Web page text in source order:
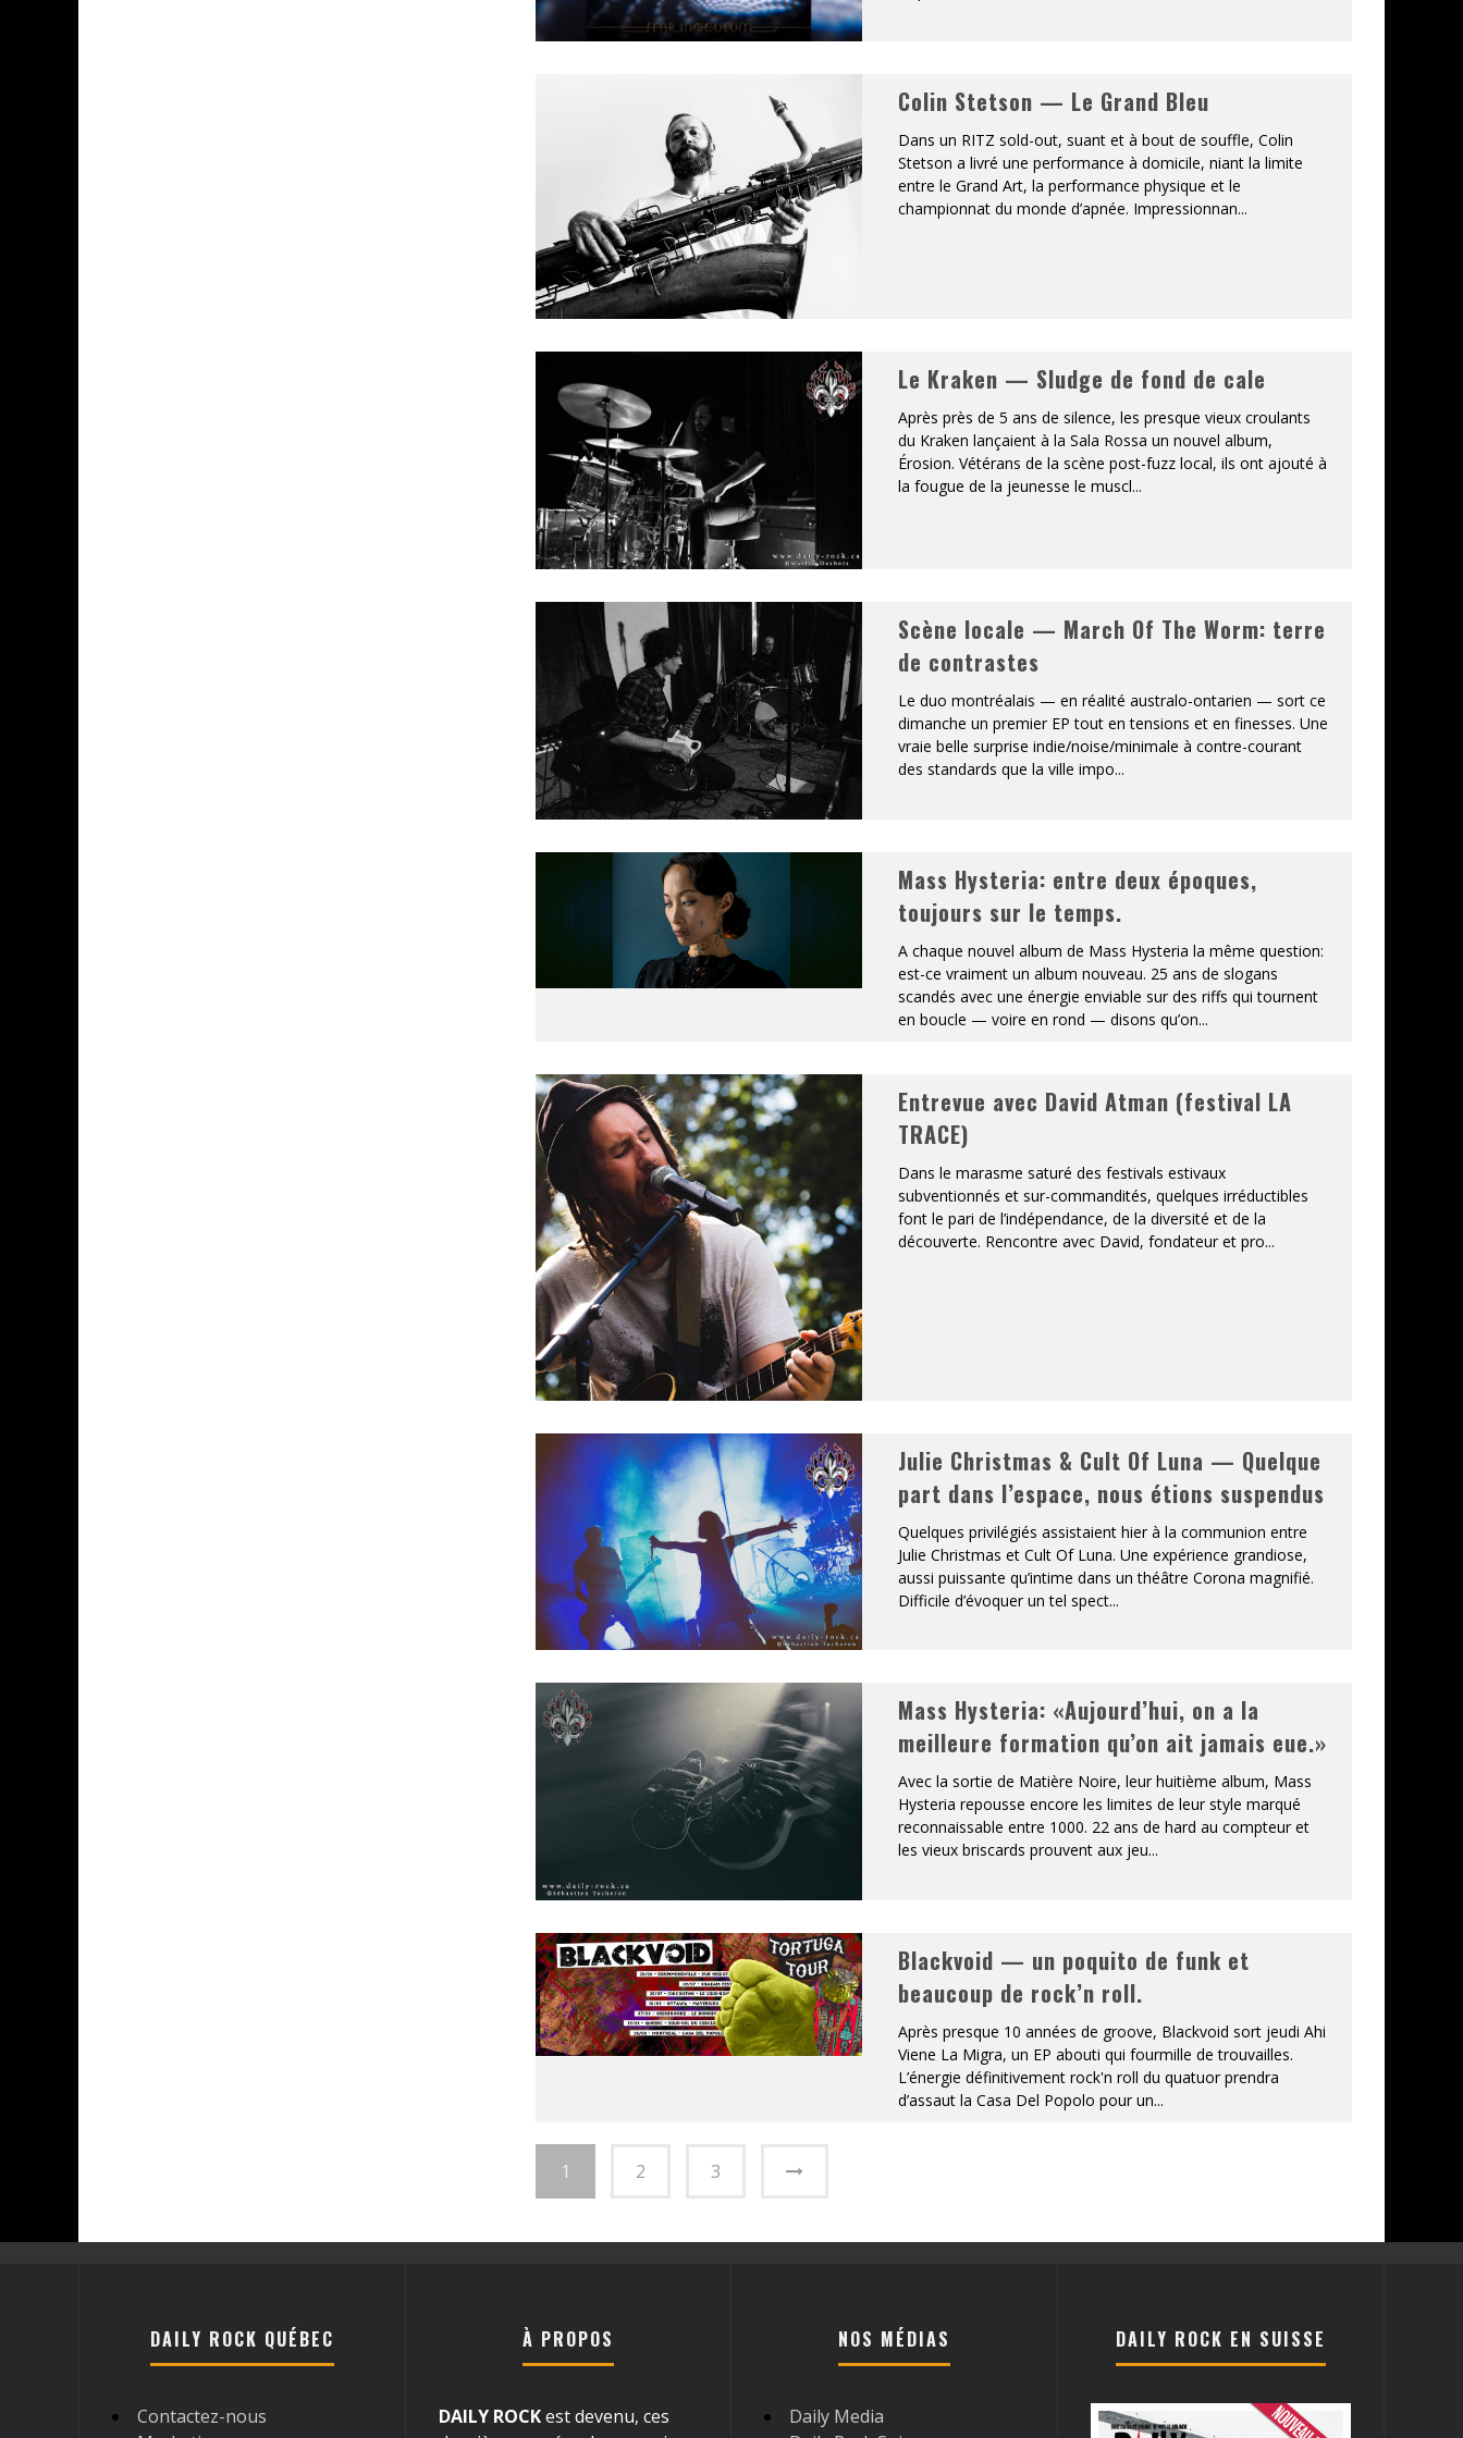
Colin Stetson — Le Grand Bleu
Dans un RITZ sold-out, suant et à bout de souffle, Colin
Stetson a livré une performance à domicile, niant la limite
entre le Grand Art, la performance physique et le
championnat du monde d’apnée. Impressionnan...
Le Kraken — Sludge de fond de cale
Après près de 5 ans de silence, les presque vieux croulants
du Kraken lançaient à la Sala Rossa un nouvel album,
Érosion. Vétérans de la scène post-fuzz local, ils ont ajouté à
la fougue de la jeunesse le muscl...
Scène locale — March Of The Worm: terre
de contrastes
Le duo montréalais — en réalité australo-ontarien — sort ce
dimanche un premier EP tout en tensions et en finesses. Une
vraie belle surprise indie/noise/minimale à contre-courant
des standards que la ville impo...
Mass Hysteria: entre deux époques,
toujours sur le temps.
A chaque nouvel album de Mass Hysteria la même question:
est-ce vraiment un album nouveau. 25 ans de slogans
scandés avec une énergie enviable sur des riffs qui tournent
en boucle — voire en rond — disons qu’on...
Entrevue avec David Atman (festival LA
TRACE)
Dans le marasme saturé des festivals estivaux
subventionnés et sur-commandités, quelques irréductibles
font le pari de l’indépendance, de la diversité et de la
découverte. Rencontre avec David, fondateur et pro...
Julie Christmas & Cult Of Luna — Quelque
part dans l’espace, nous étions suspendus
Quelques privilégiés assistaient hier à la communion entre
Julie Christmas et Cult Of Luna. Une expérience grandiose,
aussi puissante qu’intime dans un théâtre Corona magnifié.
Difficile d’évoquer un tel spect...
Mass Hysteria: «Aujourd’hui, on a la
meilleure formation qu’on ait jamais eue.»
Avec la sortie de Matière Noire, leur huitième album, Mass
Hysteria repousse encore les limites de leur style marqué
reconnaissable entre 1000. 22 ans de hard au compteur et
les vieux briscards prouvent aux jeu...
Blackvoid — un poquito de funk et
beaucoup de rock’n roll.
Après presque 10 années de groove, Blackvoid sort jeudi Ahi
Viene La Migra, un EP abouti qui fourmille de trouvailles.
L’énergie définitivement rock'n roll du quatuor prendra
d’assaut la Casa Del Popolo pour un...
1 2 3
DAILY ROCK QUÉBEC
Contactez-nous
À PROPOS
DAILY ROCKest devenu, ces
NOS MÉDIAS
Daily Media
DAILY ROCK EN SUISSE